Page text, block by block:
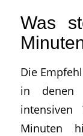
Was
Die
in denen
intensiven
Minuten